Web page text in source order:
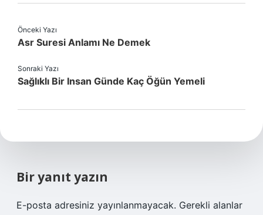
Önceki Yazı
Asr Suresi Anlamı Ne Demek
Sonraki Yazı
Sağlıklı Bir Insan Günde Kaç Öğün Yemeli
Bir yanıt yazın
E-posta adresiniz yayınlanmayacak. Gerekli alanlar